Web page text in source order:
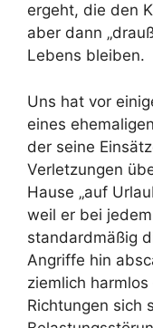
ergeht, die den
aber dann
Lebens bleiben.
Uns hat vor
eines
der seine
Verletzungen
Hause „auf
weil er bei
standardmäßig
Angriffe hin
ziemlich
Richtungen sich